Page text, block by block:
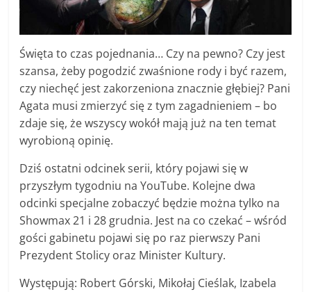
Święta to czas pojednania… Czy na pewno? Czy jest
szansa, żeby pogodzić zwaśnione rody i być razem,
czy niechęć jest zakorzeniona znacznie głębiej? Pani
Agata musi zmierzyć się z tym zagadnieniem – bo
zdaje się, że wszyscy wokół mają już na ten temat
wyrobioną opinię.
Dziś ostatni odcinek serii, który pojawi się w
przyszłym tygodniu na YouTube. Kolejne dwa
odcinki specjalne zobaczyć będzie można tylko na
Showmax 21 i 28 grudnia. Jest na co czekać – wśród
gości gabinetu pojawi się po raz pierwszy Pani
Prezydent Stolicy oraz Minister Kultury.
Występują: Robert Górski, Mikołaj Cieślak, Izabela